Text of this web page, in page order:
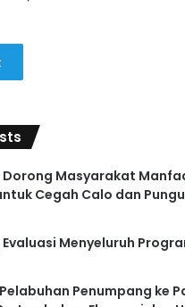
Dorong Masyarakat
Cegah Calo dan
Menyeluruh
Penumpang ke